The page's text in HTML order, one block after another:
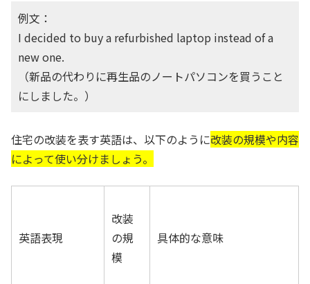
例文：
I decided to buy a refurbished laptop instead of a
new one.
（新品の代わりに再生品のノートパソコンを買うこと
にしました。）
住宅の改装を表す英語は、以下のように改装の規模や内容
によって使い分けましょう。
英語表現
改装
の規
模
具体的な意味